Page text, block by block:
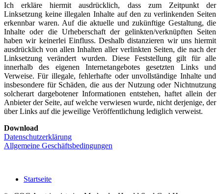
Ich erkläre hiermit ausdrücklich, dass zum Zeitpunkt der
Linksetzung keine illegalen Inhalte auf den zu verlinkenden Seiten
erkennbar waren. Auf die aktuelle und zukünftige Gestaltung, die
Inhalte oder die Urheberschaft der gelinkten/verknüpften Seiten
haben wir keinerlei Einfluss. Deshalb distanzieren wir uns hiermit
ausdrücklich von allen Inhalten aller verlinkten Seiten, die nach der
Linksetzung verändert wurden. Diese Feststellung gilt für alle
innerhalb des eigenen Internetangebotes gesetzten Links und
Verweise. Für illegale, fehlerhafte oder unvollständige Inhalte und
insbesondere für Schäden, die aus der Nutzung oder Nichtnutzung
solcherart dargebotener Informationen entstehen, haftet allein der
Anbieter der Seite, auf welche verwiesen wurde, nicht derjenige, der
über Links auf die jeweilige Veröffentlichung lediglich verweist.
Download
Datenschutzerklärung
Allgemeine Geschäftsbedingungen
Startseite